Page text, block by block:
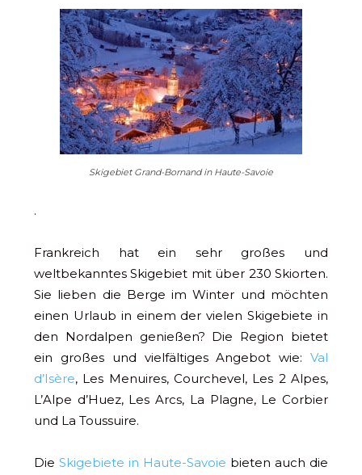
Skigebiet Grand-Bornand in Haute-Savoie
.
Frankreich hat ein sehr großes und
weltbekanntes Skigebiet mit über 230 Skiorten.
Sie lieben die Berge im Winter und möchten
einen Urlaub in einem der vielen Skigebiete in
den Nordalpen genießen? Die Region bietet
ein großes und vielfältiges Angebot wie: Val
d’Isère, Les Menuires, Courchevel, Les 2 Alpes,
L’Alpe d’Huez, Les Arcs, La Plagne, Le Corbier
und La Toussuire.
Die Skigebiete in Haute-Savoie bieten auch die